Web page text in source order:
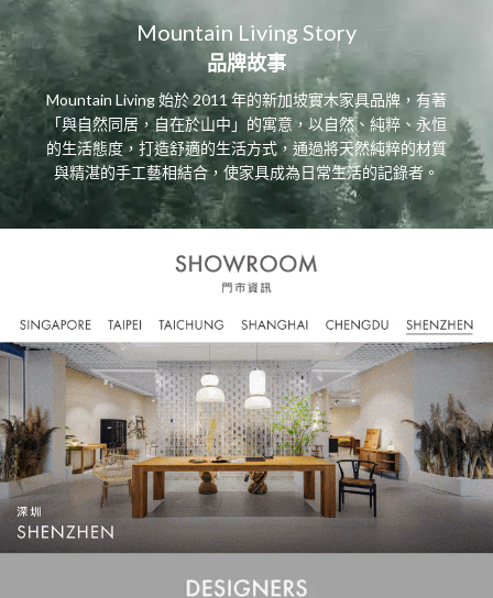
Mountain Living Story
品牌故事
Mountain Living 始於 2011 年的新加坡實木家具品牌，有著
「與自然同居，自在於山中」的寓意，以自然、純粹、永恒
的生活態度，打造舒適的生活方式，通過將天然純粹的材質
與精湛的手工藝相結合，使家具成為日常生活的記錄者。